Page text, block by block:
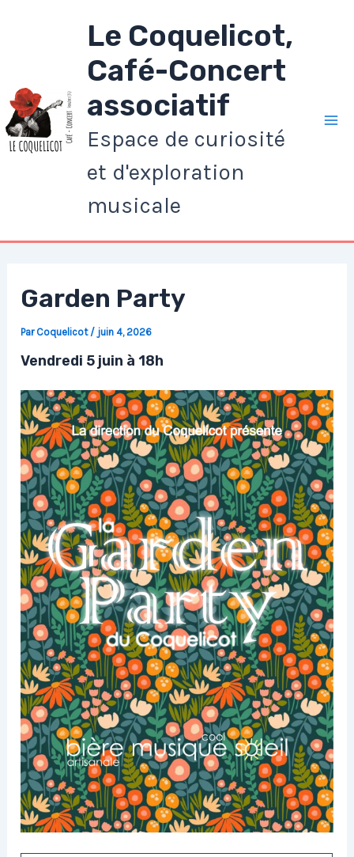
Le Coquelicot,
Café-Concert
associatif
Espace de curiosité
et d'exploration
musicale
Garden Party
Par Coquelicot / juin 4, 2026
Vendredi 5 juin à 18h